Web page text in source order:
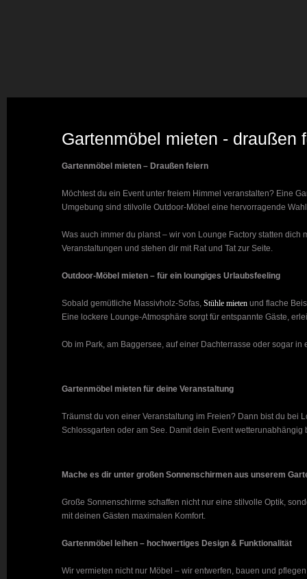
Gartenmöbel mieten - draußen
Gartenmöbel mieten – Draußen feiern
Möchtest du ein Event unter freiem Himmel veranstalten? Eine
Umgebung sind stilvolle Outdoor-Möbel eine hervorragende
Was auch immer du planst – wir von Lounge Factory statten
Veranstaltungen und stehen dir mit Rat und Tat zur Seite.
Outdoor-Möbel mieten – für ein loungiges Urlaubsfeeling
Sobald gemütliche Massivholz-Sofas, Stühle mieten und flache
Eine lockere Lounge-Atmosphäre sorgt für entspannte Gäste,
Ob im Park, am Baggersee, auf einer Dachterrasse oder sogar
Gartenmöbel mieten für deine Veranstaltung
Träumst du von einer Veranstaltung im Freien? Dann bist du bei
Schlossgarten oder am See. Damit dein Event
Mache es dir unter großen Sonnenschirmen aus unserem
Große Sonnenschirme schaffen nicht nur eine stilvolle Optik,
mit deinen Gästen maximalen Komfort.
Gartenmöbel leihen – hochwertiges Design & Funktionalität
Wir vermieten nicht nur Möbel – wir entwerfen, bauen und